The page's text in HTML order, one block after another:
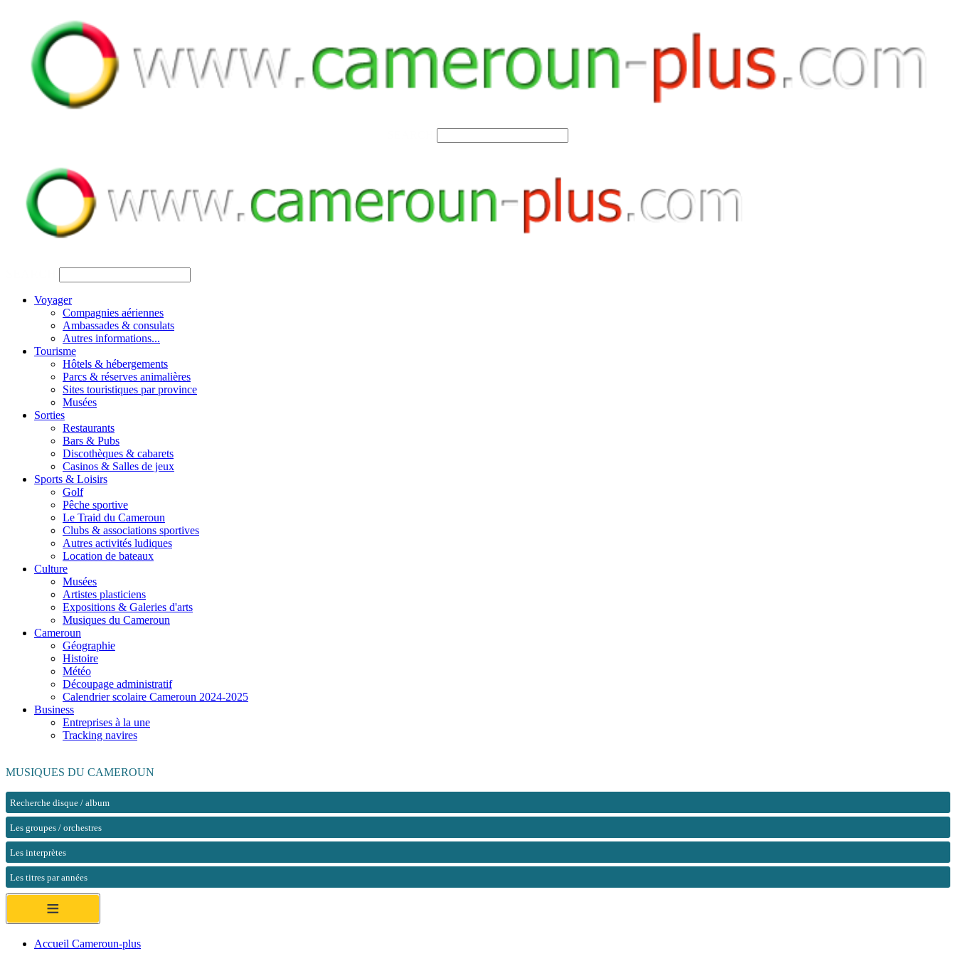
Voyager
Compagnies aériennes
Ambassades & consulats
Autres informations...
Tourisme
Hôtels & hébergements
Parcs & réserves animalières
Sites touristiques par province
Musées
Sorties
Restaurants
Bars & Pubs
Discothèques & cabarets
Casinos & Salles de jeux
Sports & Loisirs
Golf
Pêche sportive
Le Traid du Cameroun
Clubs & associations sportives
Autres activités ludiques
Location de bateaux
Culture
Musées
Artistes plasticiens
Expositions & Galeries d'arts
Musiques du Cameroun
Cameroun
Géographie
Histoire
Météo
Découpage administratif
Calendrier scolaire Cameroun 2024-2025
Business
Entreprises à la une
Tracking navires
MUSIQUES DU CAMEROUN
Recherche disque / album
Les groupes / orchestres
Les interprètes
Les titres par années
≡
Accueil Cameroun-plus